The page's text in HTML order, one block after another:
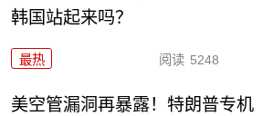
韩国站起来吗？
最热 阅读 5248
美空管漏洞再暴露！特朗普专机